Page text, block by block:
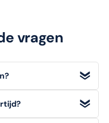
vragen
. Voor bestellingen
verzendtarief van